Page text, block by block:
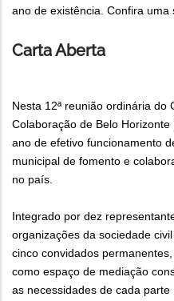
ano de existência. Confira uma
Carta Aberta
Nesta 12ª reunião ordinária do
Colaboração de Belo
ano de efetivo funcionamento
municipal de fomento e
no país.
Integrado por dez
organizações da sociedade
cinco convidados
como espaço de mediação
as necessidades de cada